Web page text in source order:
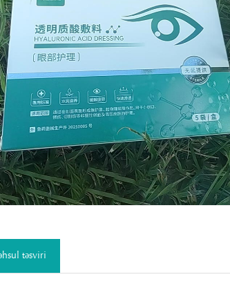
təsviri